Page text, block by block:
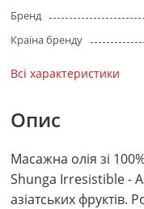
Бренд
Країна бренду
Всі характеристики
Опис
Масажна олія зі
Shunga Irresistible -
азіатських фруктів.